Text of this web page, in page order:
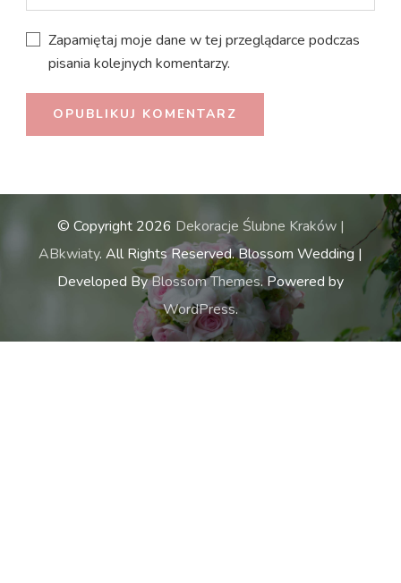
Zapamiętaj moje dane w tej przeglądarce podczas
pisania kolejnych komentarzy.
© Copyright 2026 Dekoracje Ślubne Kraków |
ABkwiaty. All Rights Reserved.Blossom Wedding |
Developed ByBlossom Themes. Powered by
WordPress.